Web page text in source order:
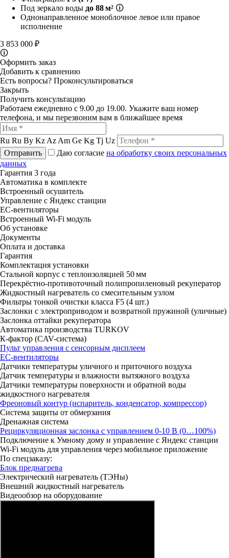
Под зеркало воды до 88 м² 🛈
Однонаправленное моноблочное левое или правое
исполнение
3 853 000 ₽
🛈
Оформить заказ
Добавить к сравнению
Есть вопросы? Проконсультироваться
Закрыть
Получить консультацию
Работаем ежедневно с 9.00 до 19.00. Укажите ваш номер
телефона, и мы перезвоним вам в ближайшее время
Ru Ru By Kz Az Am Ge Kg Tj Uz
Отправить
Даю согласие на обработку своих персональных
данных
Гарантия 3 года
Автоматика в комплекте
Встроенный осушитель
Управление с Яндекс станции
ЕС-вентиляторы
Встроенный Wi-Fi модуль
Об установке
Документы
Оплата и доставка
Гарантия
Комплектация установки
Стальной корпус с теплоизоляцией 50 мм
Перекрёстно-противоточный полипропиленовый рекуператор
Жидкостный нагреватель со смесительным узлом
Фильтры тонкой очистки класса F5 (4 шт.)
Заслонки с электроприводом и возвратной пружиной (уличные)
Заслонка оттайки рекуператора
Автоматика производства TURKOV
К-фактор (CAV-система)
Пульт управления с сенсорным дисплеем
ЕС-вентиляторы
Датчики температуры уличного и приточного воздуха
Датчик температуры и влажности вытяжного воздуха
Датчики температуры поверхности и обратной воды
жидкостного нагревателя
Фреоновый контур (испаритель, конденсатор, компрессор)
Система защиты от обмерзания
Дренажная система
Рециркуляционная заслонка с управлением 0-10 В (0…100%)
Подключение к Умному дому и управление с Яндекс станции
Wi-Fi модуль для управления через мобильное приложение
По спецзаказу:
Блок преднагрева
Электрический нагреватель (ТЭНы)
Внешний жидкостный нагреватель
Видеообзор на оборудование